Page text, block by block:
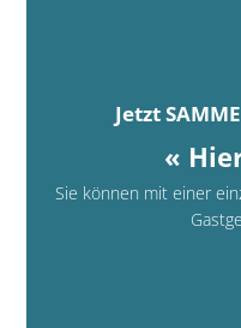
Jetzt
«
Sie können mit einer